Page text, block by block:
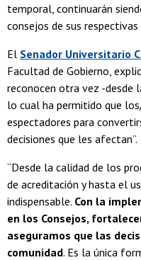
temporal, continuarán
consejos de sus respectivas
El Senador Universitario
Facultad de Gobierno,
reconocen otra vez -desde
lo cual ha permitido que
espectadores para
decisiones que les afectan”.
“Desde la calidad de los
de acreditación y hasta el
indispensable. Con la
en los Consejos,
aseguramos que las
comunidad. Es la única